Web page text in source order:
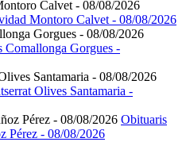
Montoro Calvet - 08/08/2026
Gorgues -
Olives Santamaria -
Obituaris
Pérez - 08/08/2026